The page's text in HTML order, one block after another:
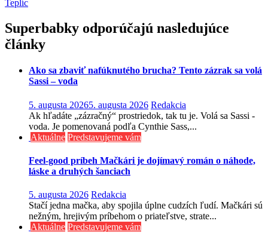
Teplíc
Superbabky odporúčajú nasledujúce
články
Ako sa zbaviť nafúknutého brucha? Tento zázrak sa volá
Sassi – voda
5. augusta 20265. augusta 2026 Redakcia
Ak hľadáte „zázračný“ prostriedok, tak tu je. Volá sa Sassi -
voda. Je pomenovaná podľa Cynthie Sass,...
Aktuálne Predstavujeme vám
Feel-good príbeh Mačkári je dojímavý román o náhode,
láske a druhých šanciach
5. augusta 2026 Redakcia
Stačí jedna mačka, aby spojila úplne cudzích ľudí. Mačkári sú
nežným, hrejivým príbehom o priateľstve, strate...
Aktuálne Predstavujeme vám